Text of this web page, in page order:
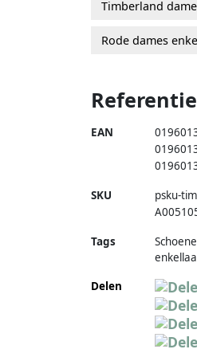
Timberland
Rode dames
EAN
SKU psku-
Tags
Delen